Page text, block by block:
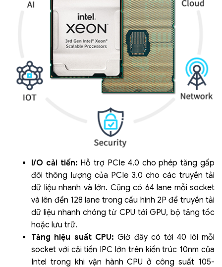
I/O cải tiến: Hỗ trợ PCIe 4.0 cho phép tăng gấp
đôi thông lượng của PCIe 3.0 cho các truyền tải
dữ liệu nhanh và lớn. Cũng có 64 lane mỗi socket
và lên đến 128 lane trong cấu hình 2P để truyền tải
dữ liệu nhanh chóng từ CPU tới GPU, bộ tăng tốc
hoặc lưu trữ.
Tăng hiệu suất CPU: Giờ đây có tới 40 lõi mỗi
socket với cải tiến IPC lớn trên kiến trúc 10nm của
Intel trong khi vận hành CPU ở công suất 105-